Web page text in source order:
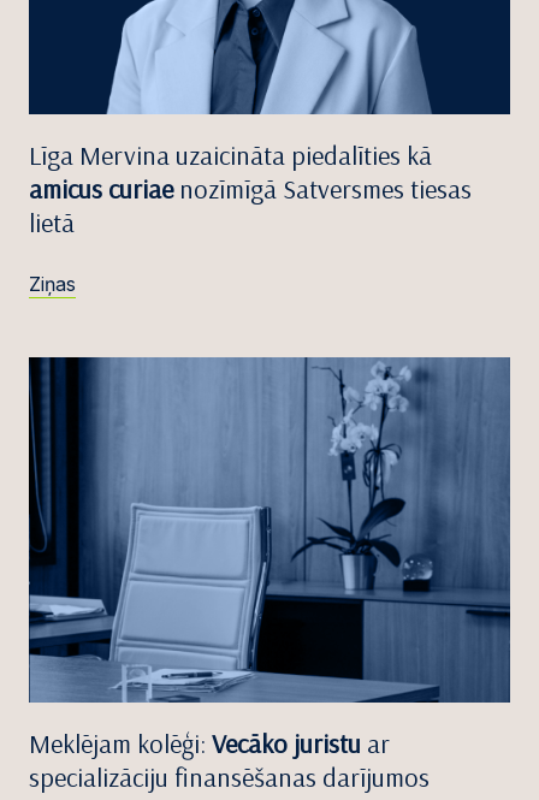
Līga Mervina uzaicināta piedalīties kā
amicus curiaenozīmīgā Satversmes tiesas
lietā
Ziņas
Meklējam kolēģi: Vecāko juristu ar
specializāciju finansēšanas darījumos